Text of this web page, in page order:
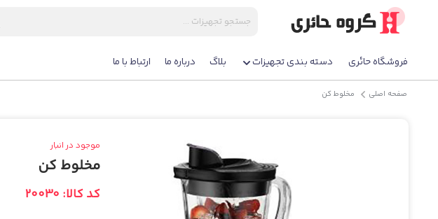
فروشگاه حائری دسته بندی تجهیزات بلاگ درباره ما ارتباط با ما
صفحه اصلی مخلوط کن
موجود در انبار
مخلوط کن
کد کالا: 20030